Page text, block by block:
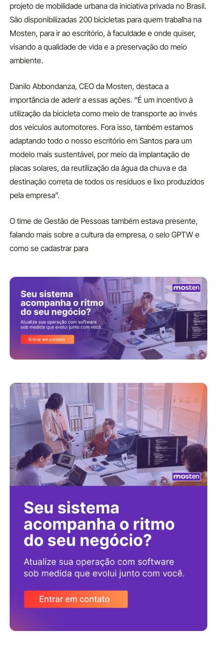
projeto de mobilidade urbana da iniciativa privada no Brasil.
São disponibilizadas 200 bicicletas para quem trabalha na
Mosten, para ir ao escritório, à faculdade e onde quiser,
visando a qualidade de vida e a preservação do meio
ambiente.
Danilo Abbondanza, CEO da Mosten, destaca a
importância de aderir a essas ações. “É um incentivo à
utilização da bicicleta como meio de transporte ao invés
dos veículos automotores. Fora isso, também estamos
adaptando todo o nosso escritório em Santos para um
modelo mais sustentável, por meio da implantação de
placas solares, da reutilização da água da chuva e da
destinação correta de todos os resíduos e lixo produzidos
pela empresa”.
O time de Gestão de Pessoas também estava presente,
falando mais sobre a cultura da empresa, o selo GPTW e
como se cadastrar para